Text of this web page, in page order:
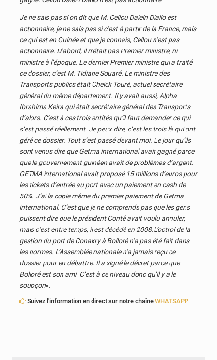
Je ne sais pas si on dit que M. Cellou Dalein Diallo est
actionnaire, je ne sais pas si c’est à partir de la France, mais
ce qui est en Guinée et que je connais, Cellou n’est pas
actionnaire. D’abord, il n’était pas Premier ministre, ni
ministre à l’époque. Le dernier Premier ministre qui a traité
ce dossier, c’est M. Tidiane Souaré. Le ministre des
Transports publics était Cheick Touré, actuel secrétaire
général du même département. Il y avait aussi, Alpha
Ibrahima Keira qui était secrétaire général des Transports
d’alors. C’est à ces trois entités qu’il faut demander ce qui
s’est passé réellement. Je peux dire, c’est les trois là qui ont
géré ce dossier. Tout s’est passé devant moi. Le jour qu’ils
sont venus dire que Getma international avait gagné parce
que le gouvernement guinéen avait de problèmes d’argent.
GETMA international avait proposé 15 millions d’euros pour
les tickets d’entrée au port avec un paiement en cash de
50%. J’ai la copie même du premier paiement de Getma
international. C’est que je ne comprends pas que les gens
puissent dire que le président Conté avait voulu annuler,
mais c’est entre temps, il est décédé en 2008.L’octroi de la
gestion du port de Conakry à Bolloré n’a pas été fait dans
les normes. L’Assemblée nationale n’a jamais reçu ce
dossier pour en débattre. Il a signé le décret parce que
Bolloré est son ami. C’est à ce niveau donc qu’il y a le
soupçon».
Suivez l'information en direct sur notre chaîne WHATSAPP